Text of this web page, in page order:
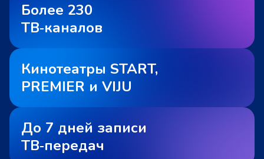
Более 230
ТВ‑каналов
Кинотеатры START,
PREMIER и VIJU
До 7 дней записи
ТВ‑передач